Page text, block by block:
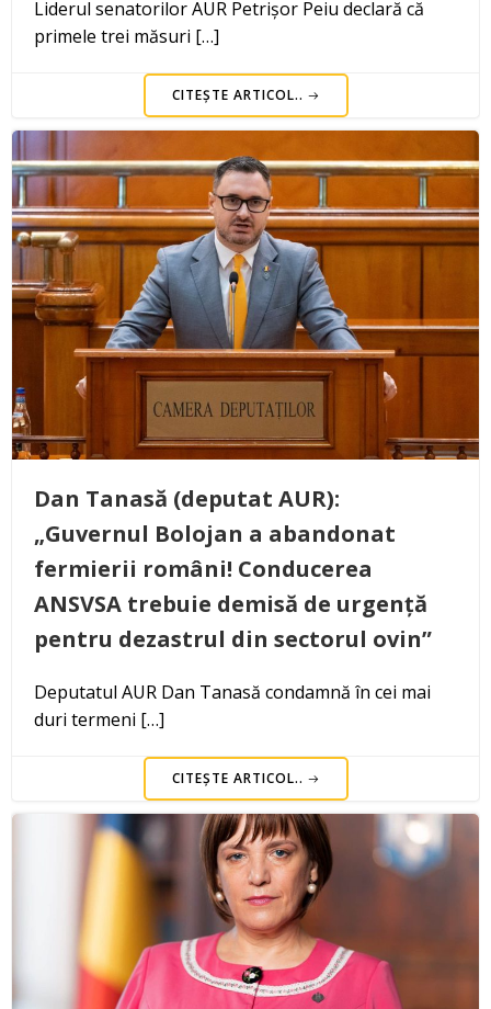
Liderul senatorilor AUR Petrișor Peiu declară că
primele trei măsuri […]
CITEȘTE ARTICOL..
Dan Tanasă (deputat AUR):
„Guvernul Bolojan a abandonat
fermierii români! Conducerea
ANSVSA trebuie demisă de urgență
pentru dezastrul din sectorul ovin”
Deputatul AUR Dan Tanasă condamnă în cei mai
duri termeni […]
CITEȘTE ARTICOL..